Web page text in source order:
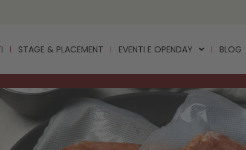
STAGE & PLACEMENT EVENTI E OPENDAY BLOG